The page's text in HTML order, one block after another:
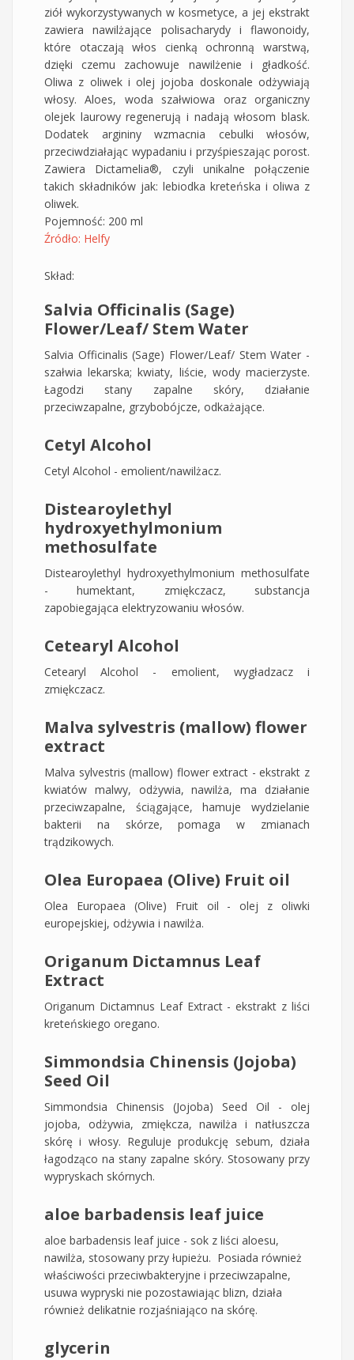
ziół wykorzystywanych w kosmetyce, a jej ekstrakt
zawiera nawilżające polisacharydy i flawonoidy,
które otaczają włos cienką ochronną warstwą,
dzięki czemu zachowuje nawilżenie i gładkość.
Oliwa z oliwek i olej jojoba doskonale odżywiają
włosy. Aloes, woda szałwiowa oraz organiczny
olejek laurowy regenerują i nadają włosom blask.
Dodatek argininy wzmacnia cebulki włosów,
przeciwdziałając wypadaniu i przyśpieszając porost.
Zawiera Dictamelia®, czyli unikalne połączenie
takich składników jak: lebiodka kreteńska i oliwa z
oliwek.
Pojemność: 200 ml
Źródło: Helfy
Skład:
Salvia Officinalis (Sage)
Flower/Leaf/ Stem Water
Salvia Officinalis (Sage) Flower/Leaf/ Stem Water -
szałwia lekarska; kwiaty, liście, wody macierzyste.
Łagodzi stany zapalne skóry, działanie
przeciwzapalne, grzybobójcze, odkażające.
Cetyl Alcohol
Cetyl Alcohol - emolient/nawilżacz.
Distearoylethyl
hydroxyethylmonium
methosulfate
Distearoylethyl hydroxyethylmonium methosulfate
- humektant, zmiękczacz, substancja
zapobiegająca elektryzowaniu włosów.
Cetearyl Alcohol
Cetearyl Alcohol - emolient, wygładzacz i
zmiękczacz.
Malva sylvestris (mallow) flower
extract
Malva sylvestris (mallow) flower extract - ekstrakt z
kwiatów malwy, odżywia, nawilża, ma działanie
przeciwzapalne, ściągające, hamuje wydzielanie
bakterii na skórze, pomaga w zmianach
trądzikowych.
Olea Europaea (Olive) Fruit oil
Olea Europaea (Olive) Fruit oil - olej z oliwki
europejskiej, odżywia i nawilża.
Origanum Dictamnus Leaf
Extract
Origanum Dictamnus Leaf Extract - ekstrakt z liści
kreteńskiego oregano.
Simmondsia Chinensis (Jojoba)
Seed Oil
Simmondsia Chinensis (Jojoba) Seed Oil - olej
jojoba, odżywia, zmiękcza, nawilża i natłuszcza
skórę i włosy. Reguluje produkcję sebum, działa
łagodząco na stany zapalne skóry. Stosowany przy
wypryskach skórnych.
aloe barbadensis leaf juice
aloe barbadensis leaf juice - sok z liści aloesu,
nawilża, stosowany przy łupieżu. Posiada również
właściwości przeciwbakteryjne i przeciwzapalne,
usuwa wypryski nie pozostawiając blizn, działa
również delikatnie rozjaśniająco na skórę.
glycerin